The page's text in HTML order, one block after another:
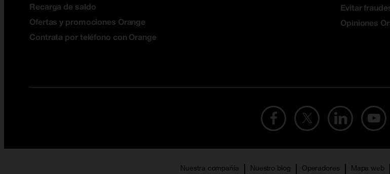
Recarga de saldo
Ofertas y promociones Orange
Contrata por teléfono con Orange
Evitar
Opiniones
Nuestra compañía Nuestro blog Operadores Mapa web